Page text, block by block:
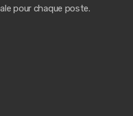
pour chaque poste.